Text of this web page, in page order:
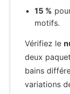
15 %
motifs.
Vérifiez le
deux
bains
variations